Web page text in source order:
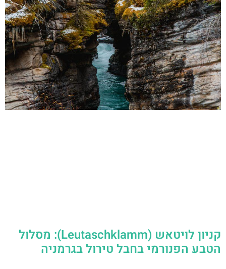
קניון לויטאש (Leutaschklamm): מסלול
הטבע הפנורמי בחבל טירול בגרמניה